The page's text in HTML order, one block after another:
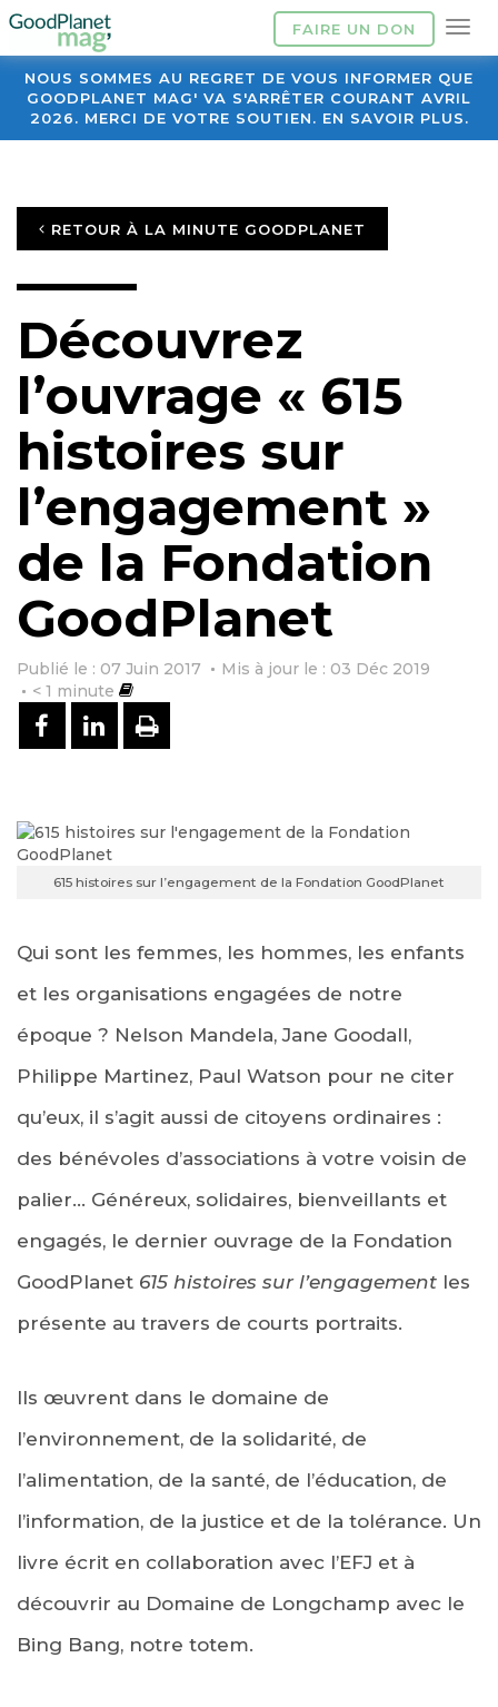
FAIRE UN DON
NOUS SOMMES AU REGRET DE VOUS INFORMER QUE
GOODPLANET MAG' VA S'ARRÊTER COURANT AVRIL
2026. MERCI DE VOTRE SOUTIEN. EN SAVOIR PLUS.
RETOUR À LA MINUTE GOODPLANET
Découvrez
l’ouvrage « 615
histoires sur
l’engagement »
de la Fondation
GoodPlanet
Publié le : 07 Juin 2017
Mis à jour le : 03 Déc 2019
< 1 minute
PARTAGER SUR FACEBOOK
PARTAGER SUR LINKEDIN
IMPRIMER
615 histoires sur l’engagement de la Fondation GoodPlanet
Qui sont les femmes, les hommes, les enfants
et les organisations engagées de notre
époque ? Nelson Mandela, Jane Goodall,
Philippe Martinez, Paul Watson pour ne citer
qu’eux, il s’agit aussi de citoyens ordinaires :
des bénévoles d’associations à votre voisin de
palier… Généreux, solidaires, bienveillants et
engagés, le dernier ouvrage de la Fondation
GoodPlanet 615 histoires sur l’engagement les
présente au travers de courts portraits.
Ils œuvrent dans le domaine de
l’environnement, de la solidarité, de
l’alimentation, de la santé, de l’éducation, de
l’information, de la justice et de la tolérance. Un
livre écrit en collaboration avec l’EFJ et à
découvrir au Domaine de Longchamp avec le
Bing Bang, notre totem.